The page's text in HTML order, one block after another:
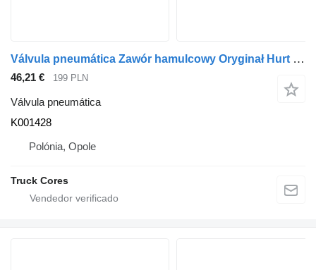
Válvula pneumática Zawór hamulcowy Oryginał Hurt K001428 para camião Renault Magnum 440 DXI
46,21 € 199 PLN
Válvula pneumática
K001428
Polónia, Opole
Truck Cores